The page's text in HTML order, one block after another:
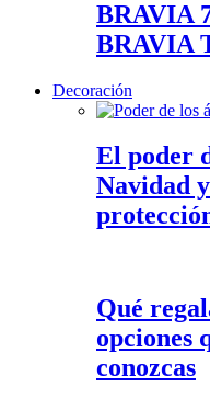
BRAVIA
BRAVIA
Decoración
El poder
Navidad
Qué
opciones
conozcas